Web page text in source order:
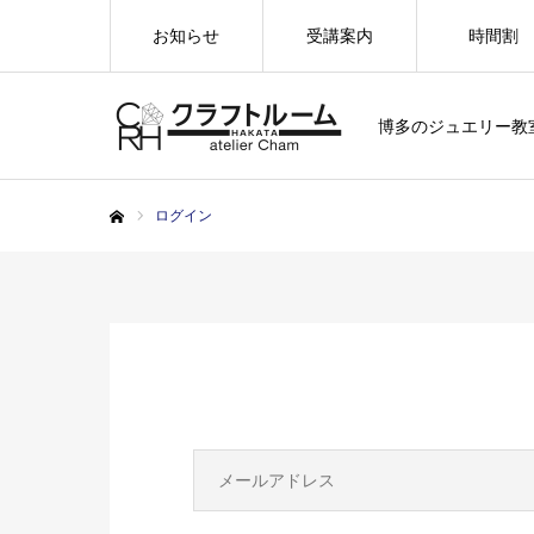
博多のジュエリー教
お知らせ 受講案内 時間割
ログイン